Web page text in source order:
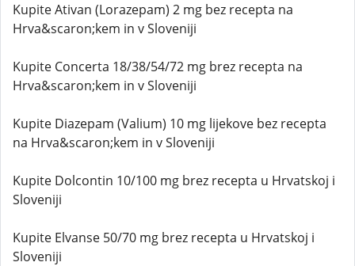
Kupite Ativan (Lorazepam) 2 mg bez recepta na
Hrva&scaron;kem in v Sloveniji
Kupite Concerta 18/38/54/72 mg brez recepta na
Hrva&scaron;kem in v Sloveniji
Kupite Diazepam (Valium) 10 mg lijekove bez recepta
na Hrva&scaron;kem in v Sloveniji
Kupite Dolcontin 10/100 mg brez recepta u Hrvatskoj i
Sloveniji
Kupite Elvanse 50/70 mg brez recepta u Hrvatskoj i
Sloveniji